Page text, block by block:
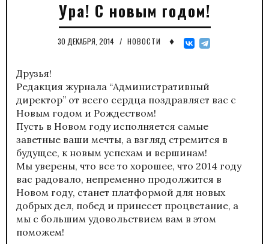
Ура! С новым годом!
30 ДЕКАБРЯ, 2014 / НОВОСТИ ♦
Друзья!
Редакция журнала “Административный
директор” от всего сердца поздравляет вас с
Новым годом и Рождеством!
Пусть в Новом году исполняется самые
заветные ваши мечты, а взгляд стремится в
будущее, к новым успехам и вершинам!
Мы уверены, что все то хорошее, что 2014 году
вас радовало, непременно продолжится в
Новом году, станет платформой для новых
добрых дел, побед и принесет процветание, а
мы с большим удовольствием вам в этом
поможем!